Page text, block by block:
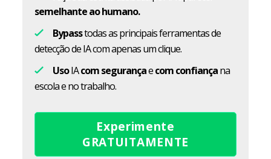
semelhante ao humano.
Bypasstodas as principais ferramentas de
detecção de IA com apenas um clique.
UsoIAcom segurançaecom confiançana
escola e no trabalho.
Experimente
GRATUITAMENTE